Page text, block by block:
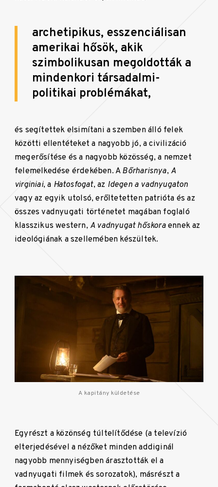
archetipikus, esszenciálisan
amerikai hősök, akik
szimbolikusan megoldották a
mindenkori társadalmi-
politikai problémákat,
és segítettek elsimítani a szemben álló felek
közötti ellentéteket a nagyobb jó, a civilizáció
megerősítése és a nagyobb közösség, a nemzet
felemelkedése érdekében. ABőrharisnya, A
virginiai, a Hatosfogat, az Idegen a vadnyugaton
vagy az egyik utolsó, erőltetetten patrióta és az
összes vadnyugati történetet magában foglaló
klasszikus western, A vadnyugat hőskoraennek az
ideológiának a szellemében készültek.
A kapitány küldetése
Egyrészt a közönség túltelítődése (a televízió
elterjedésével a nézőket minden addiginál
nagyobb mennyiségben árasztották el a
vadnyugati filmek és sorozatok), másrészt a